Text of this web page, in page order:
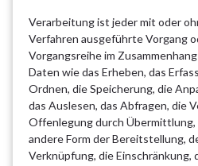
Verarbeitung ist jeder mit oder
Verfahren ausgeführte Vorgang
Vorgangsreihe im
Daten wie das Erheben, das
Ordnen, die Speicherung, die
das Auslesen, das Abfragen, die
Offenlegung durch
andere Form der Bereitstellung,
Verknüpfung, die Einschränkung,